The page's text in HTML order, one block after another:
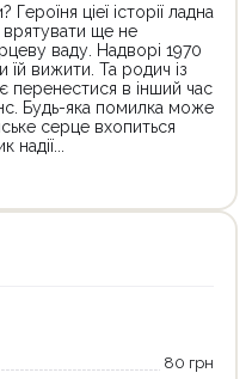
ціеї історії ладна
врятувати ще не
ваду. Надворі 1970
їй вижити. Та родич із
перенестися в інший час
Будь-яка помилка може
серце вхопиться
80 грн